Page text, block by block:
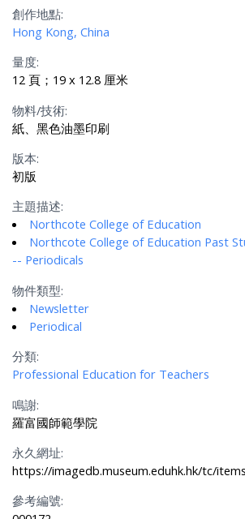
創作地點:
Hong Kong, China
量度:
12 頁；19 x 12.8 厘米
物料/技術:
紙、黑色油墨印刷
版本:
初版
主題描述:
Northcote College of Education
Northcote College of Education Past
-- Periodicals
物件類型:
Newsletter
Periodical
分類:
Professional Education for Teachers
鳴謝:
羅富國師範學院
永久網址:
https://imagedb.museum.eduhk.hk/tc/
參考編號: